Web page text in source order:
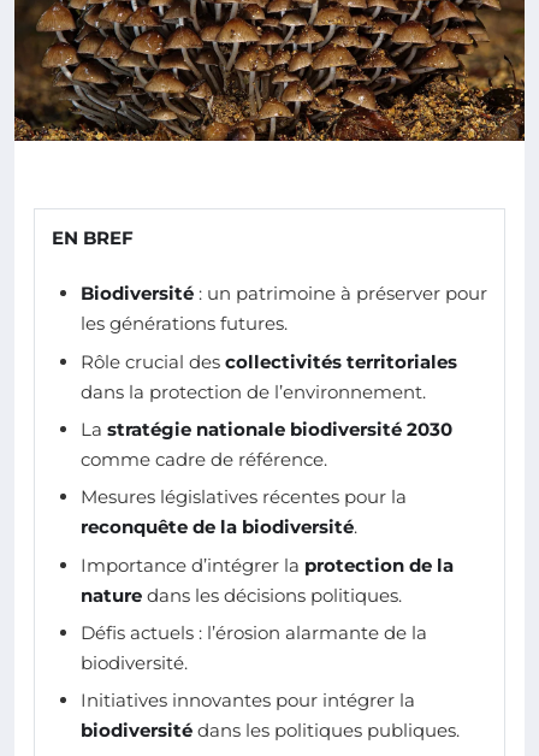
EN BREF
Biodiversité : un patrimoine à préserver pour
les générations futures.
Rôle crucial des collectivités territoriales
dans la protection de l’environnement.
La stratégie nationale biodiversité 2030
comme cadre de référence.
Mesures législatives récentes pour la
reconquête de la biodiversité.
Importance d’intégrer la protection de la
nature dans les décisions politiques.
Défis actuels : l’érosion alarmante de la
biodiversité.
Initiatives innovantes pour intégrer la
biodiversité dans les politiques publiques.